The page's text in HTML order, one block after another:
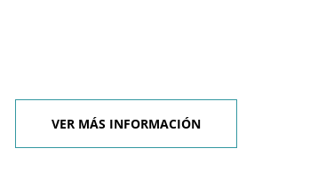
VER MÁS INFORMACIÓN